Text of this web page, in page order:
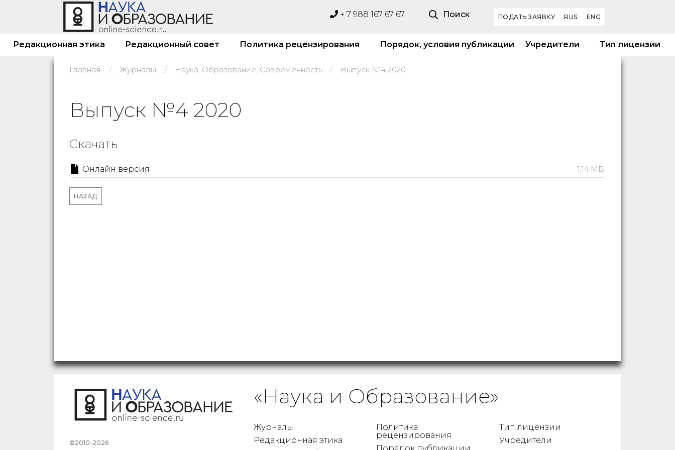
+ 7 988 167 67 67 Поиск ПОДАТЬ ЗАЯВКУ RUS ENG
Редакционная этика Редакционный совет Политика рецензирования Порядок, условия публикации Учредители Тип лицензии
Главная Журналы Наука, Образование, Современность Выпуск №4 2020
Выпуск №4 2020
Скачать
Онлайн версия 1,14 MB
НАЗАД
©2010-2026
«Наука и Образование»
Журналы
Редакционная этика
Политика
рецензирования
Тип лицензии
Учредители